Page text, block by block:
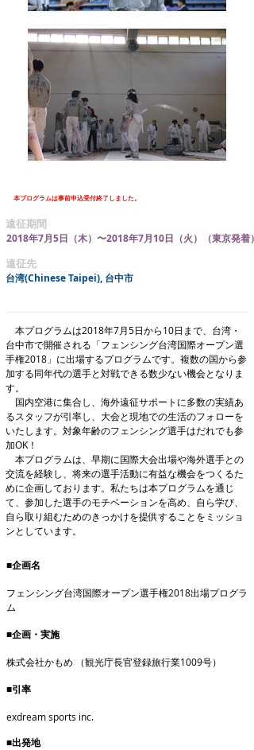
本プログラムは事前申込受付終了しました。
​遠征期間
2018年7月5日（木）〜2018年7月10日（火）（東京発着）
​遠征先
台湾(Chinese Taipei), 台中市
本プログラムは2018年7月5日から10日まで、台湾・
台中市で開催される「フェンシング台湾国際オープン選
手権2018」に出場するプログラムです。複数の国から参
加する同年代の選手と対戦できる数少ない機会となりま
す。
国内空港に集合し、海外遠征サポートに多数の実績あ
るスタッフが引率し、大会と現地での生活のフォローを
いたします。対象年齢のフェンシング選手はだれでも参
加OK！
本プログラムは、早期に国際大会出場や海外選手との
交流を経験し、将来の選手活動に有益な機会をつくるた
めに企画しております。私たちは本プログラムを通じ
て、参加した選手のモチベーションを高め、自ら学び、
自ら取り組むためのきっかけを提供することをミッショ
ンとしています。
■企画名
フェンシング台湾国際オープン選手権2018出場プログラ
ム
■企画・実施
株式会社かもめ （観光庁長官登録旅行業1009号）
■引率
exdream sports inc.
■出発地